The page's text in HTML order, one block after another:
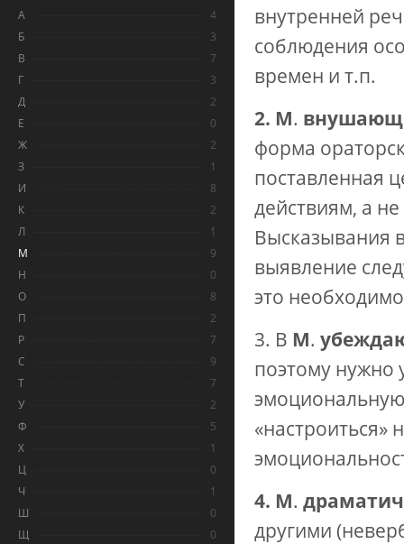
А
4
Б
3
В
7
Г
3
Д
2
Е
0
Ж
2
З
1
И
8
К
2
Л
1
М
9
Н
0
О
8
П
2
Р
7
С
9
Т
7
У
2
Ф
5
Х
1
Ц
0
Ч
1
Ш
0
Щ
0
внутренней
соблюдения
времен и т.п.
2. М.
форма
поставленная
действиям, а
Высказывания
выявление
это необходимо
3. В М.
поэтому нужно
«настроиться»
4. М.
другими